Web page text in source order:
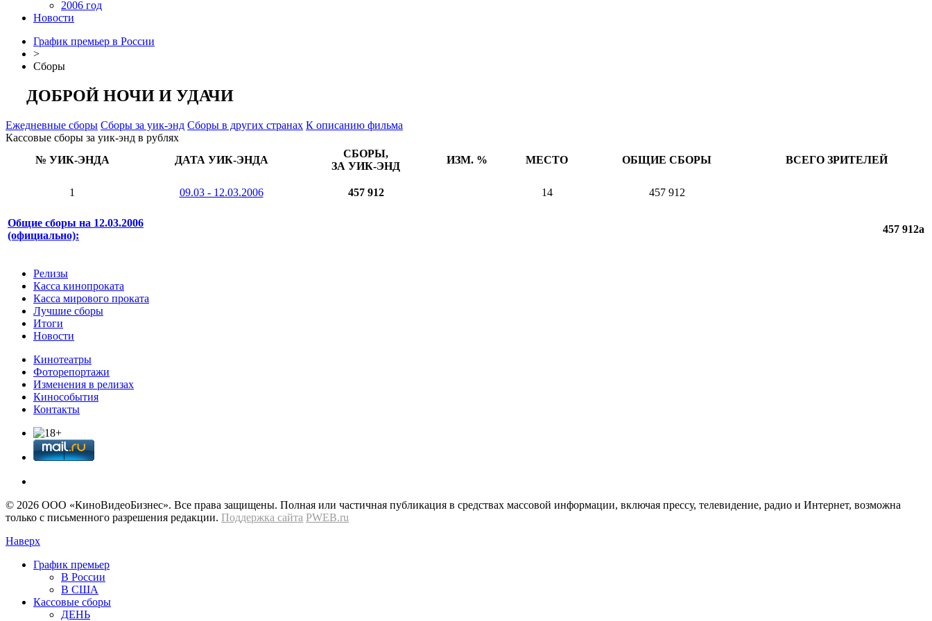
2006 год
Новости
График премьер в России
>
Сборы
ДОБРОЙ НОЧИ И УДАЧИ
Ежедневные сборы Сборы за уик-энд Сборы в других странах К описанию фильма
Кассовые сборы за уик-энд в рублях
№ УИК-ЭНДА
ДАТА УИК-ЭНДА
СБОРЫ,
ЗА УИК-ЭНД
ИЗМ. % МЕСТО ОБЩИЕ СБОРЫ ВСЕГО ЗРИТЕЛЕЙ
1 09.03 - 12.03.2006 457 912 14 457 912
Общие сборы на 12.03.2006
(официально):
457 912a
Релизы
Касса кинопроката
Касса мирового проката
Лучшие сборы
Итоги
Новости
Кинотеатры
Фоторепортажи
Изменения в релизах
Кинособытия
Контакты
© 2026 OOО «КиноВидеоБизнес». Все права защищены. Полная или частичная публикация в средствах массовой информации, включая прессу, телевидение, радио и Интернет, возможна
только с письменного разрешения редакции. Поддержка сайта PWEB.ru
Наверх
График премьер
В России
В США
Кассовые сборы
ДЕНЬ